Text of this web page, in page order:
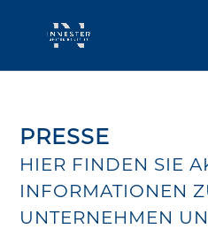
PRESSE
HIER FINDEN SIE
INFORMATIONEN
UNTERNEHMEN